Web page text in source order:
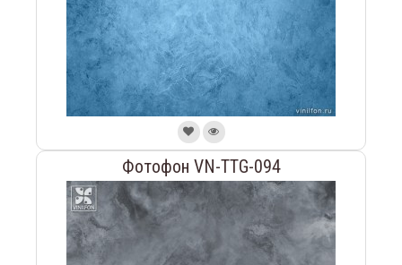
Фотофон VN-TTG-094